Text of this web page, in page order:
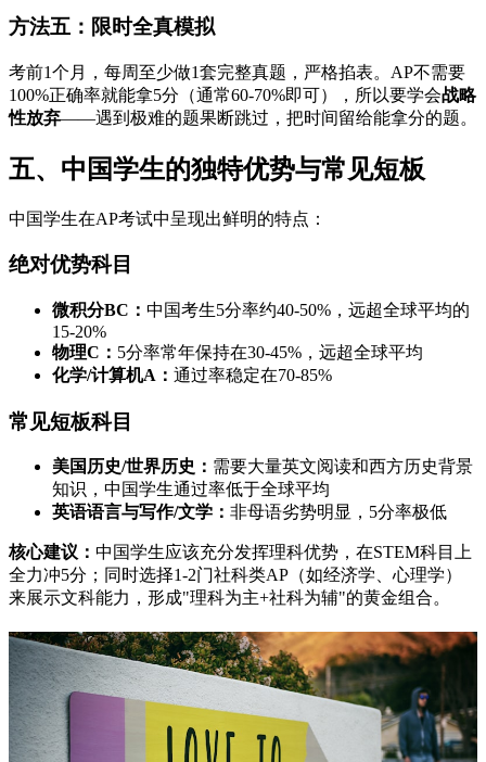
方法五：限时全真模拟
考前1个月，每周至少做1套完整真题，严格掐表。AP不需要
100%正确率就能拿5分（通常60-70%即可），所以要学会战略
性放弃——遇到极难的题果断跳过，把时间留给能拿分的题。
五、中国学生的独特优势与常见短板
中国学生在AP考试中呈现出鲜明的特点：
绝对优势科目
微积分BC： 中国考生5分率约40-50%，远超全球平均的
15-20%
物理C： 5分率常年保持在30-45%，远超全球平均
化学/计算机A： 通过率稳定在70-85%
常见短板科目
美国历史/世界历史： 需要大量英文阅读和西方历史背景
知识，中国学生通过率低于全球平均
英语语言与写作/文学： 非母语劣势明显，5分率极低
核心建议： 中国学生应该充分发挥理科优势，在STEM科目上
全力冲5分；同时选择1-2门社科类AP（如经济学、心理学）
来展示文科能力，形成"理科为主+社科为辅"的黄金组合。